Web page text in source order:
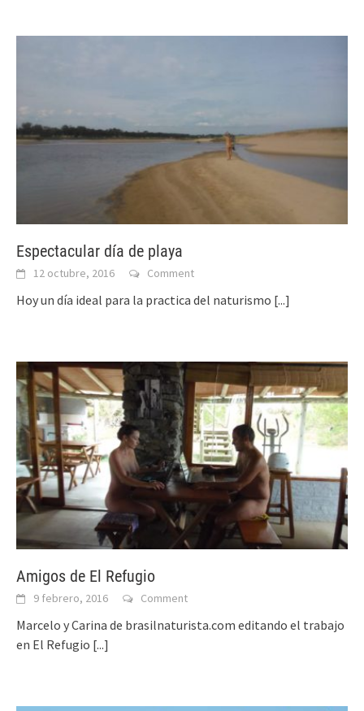
Espectacular día de playa
12 octubre, 2016 Comment
Hoy un día ideal para la practica del naturismo [...]
Amigos de El Refugio
9 febrero, 2016 Comment
Marcelo y Carina de brasilnaturista.com editando el trabajo
en El Refugio [...]